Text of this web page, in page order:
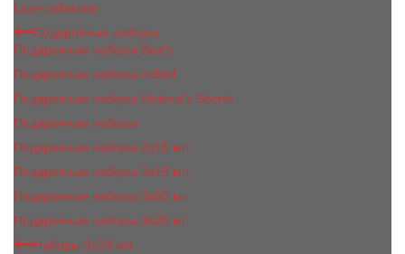
Luxe collection
Подарочные наборы
Подарочные наборы Bea's
Подарочные наборы 4х5ml
Подарочные наборы Victoria's Secret
Подарочные наборы
Подарочные наборы 2x15 мл
Подарочные наборы 3х15 мл
Подарочные наборы 3x50 мл
Подарочные наборы 3x20 мл
Наборы 3х20 мл